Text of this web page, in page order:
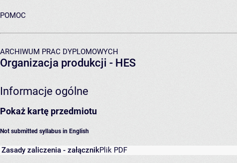
POMOC
ARCHIWUM PRAC DYPLOMOWYCH
Organizacja produkcji - HES
Informacje ogólne
Pokaż kartę przedmiotu
Not submitted syllabus in English
Zasady zaliczenia - załącznikPlik PDF